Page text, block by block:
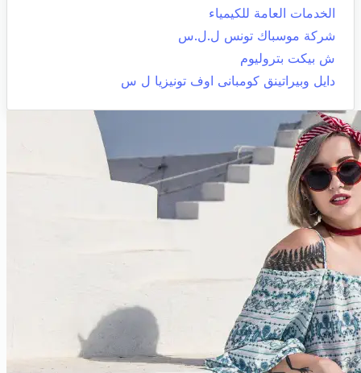
الخدمات العامة للكيمياء
شركة موسباك تونس ل.ل.س
ش بيكت بتروليوم
دايل وبيراتينق كومبانى اوف تونيزيا ل س